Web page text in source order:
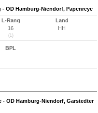
OD Hamburg-Niendorf, Papenreye
L-Rang
16
(1)
Land
HH
BPL
- OD Hamburg-Niendorf, Garstedter